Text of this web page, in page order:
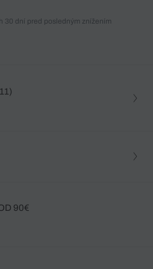
30 dní pred posledným znížením
90€